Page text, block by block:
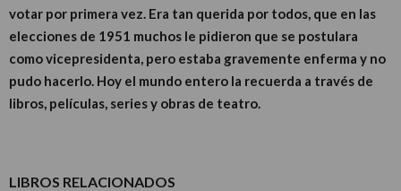
votar por primera vez. Era tan querida por todos, que en las
elecciones de 1951 muchos le pidieron que se postulara
como vicepresidenta, pero estaba gravemente enferma y no
pudo hacerlo. Hoy el mundo entero la recuerda a través de
libros, películas, series y obras de teatro.
LIBROS RELACIONADOS